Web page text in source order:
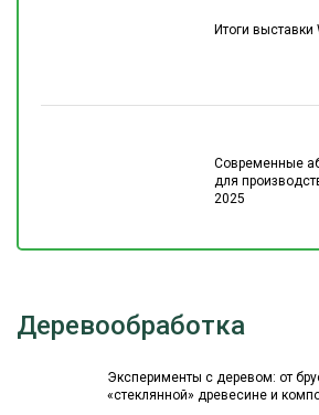
Итоги
Современные
для
2025
Деревообработка
Эксперименты с деревом: от
«стеклянной» древесине и